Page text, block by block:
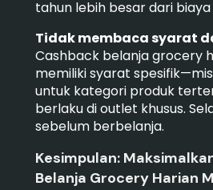
tahun lebih besar dari
Tidak membaca syarat
Cashback belanja grocery
memiliki syarat
untuk kategori produk
berlaku di outlet khusus.
sebelum berbelanja.
Kesimpulan:
Belanja Grocery Harian